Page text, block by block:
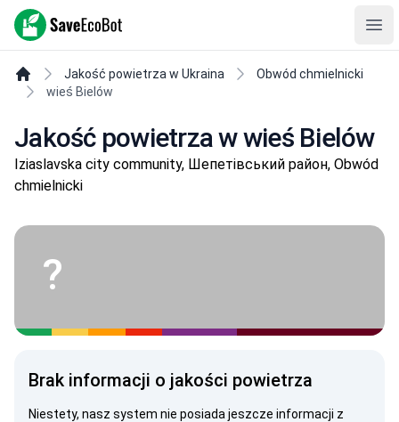
SaveEcoBot
Jakość powietrza w Ukraina
Obwód chmielnicki
wieś Bielów
Jakość powietrza w wieś Bielów
Iziaslavska city community, Шепетівський район, Obwód
chmielnicki
?
Brak informacji o jakości powietrza
Niestety, nasz system nie posiada jeszcze informacji z